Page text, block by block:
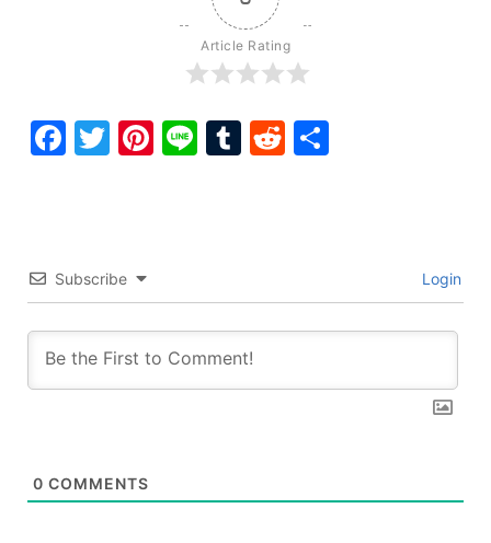
Article Rating
Facebook
Twitter
Pinterest
LineTumblr
Reddit
Subscribe Login
0 COMMENTS